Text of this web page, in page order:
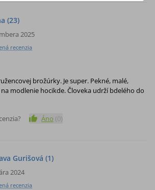
(23)
2025
recenzia
brožúrky. Je super. Pekné, malé,
modlenie hocikde. Človeka udrží bdelého do
Áno (0)
Gurišová (1)
2024
recenzia